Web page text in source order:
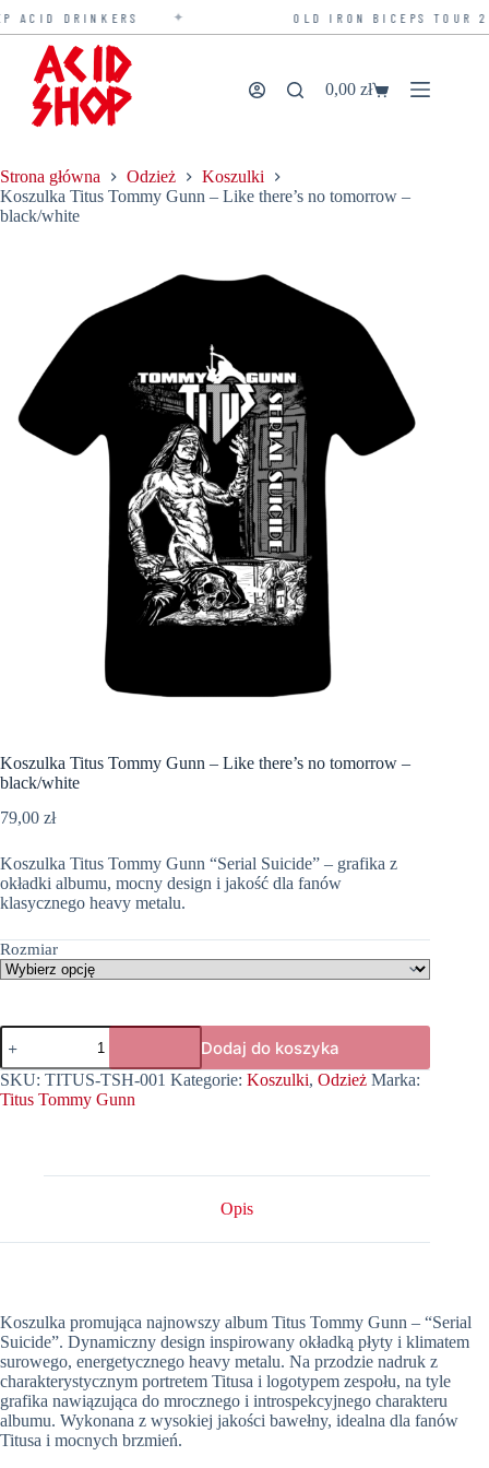
ACID DRINKERS ✦ OLD IRON BICEPS TOUR
Przejdź
treści
Koszyk
0,00zł
Strona główna Odzież
Koszulki
Koszulka Titus Tommy Gunn – Like there’s no tomorrow –
black/white
Koszulka Titus Tommy Gunn – Like there’s no tomorrow –
black/white
79,00 zł
Koszulka Titus Tommy Gunn “Serial Suicide” – grafika z
okładki albumu, mocny design i jakość dla fanów
klasycznego heavy metalu.
Rozmiar
ilość
Koszulka
Titus
Tommy
Gunn
black/white
Dodaj do koszyka
SKU: TITUS-TSH-001 Kategorie: Koszulki, Odzież Marka:
Titus Tommy Gunn
Opis
Koszulka promująca najnowszy album Titus Tommy Gunn – “Serial
Suicide”. Dynamiczny design inspirowany okładką płyty i klimatem
surowego, energetycznego heavy metalu. Na przodzie nadruk z
charakterystycznym portretem Titusa i logotypem zespołu, na tyle
grafika nawiązująca do mrocznego i introspekcyjnego charakteru
albumu. Wykonana z wysokiej jakości bawełny, idealna dla fanów
Titusa i mocnych brzmień.